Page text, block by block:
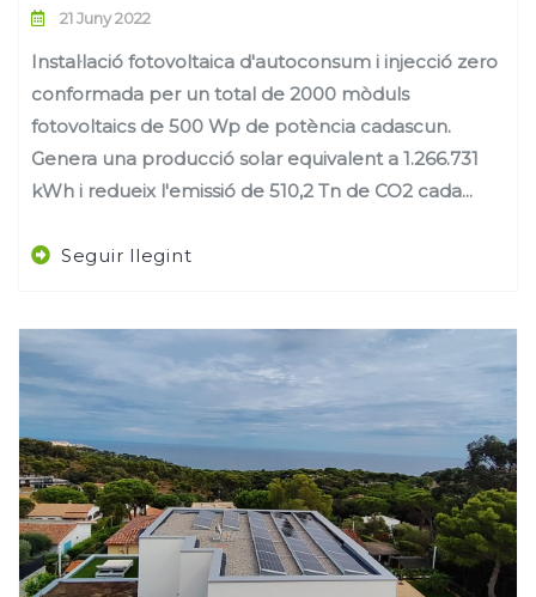
21 Juny 2022
Instal·lació fotovoltaica d'autoconsum i injecció zero
conformada per un total de 2000 mòduls
fotovoltaics de 500 Wp de potència cadascun.
Genera una producció solar equivalent a 1.266.731
kWh i redueix l'emissió de 510,2 Tn de CO2 cada...
Seguir llegint